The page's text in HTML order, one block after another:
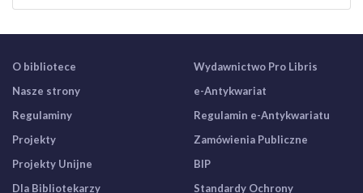
O bibliotece
Nasze strony
Regulaminy
Projekty
Projekty Unijne
Dla Bibliotekarzy
Wydawnictwo Pro Libris
e-Antykwariat
Regulamin e-Antykwariatu
Zamówienia Publiczne
BIP
Standardy Ochrony